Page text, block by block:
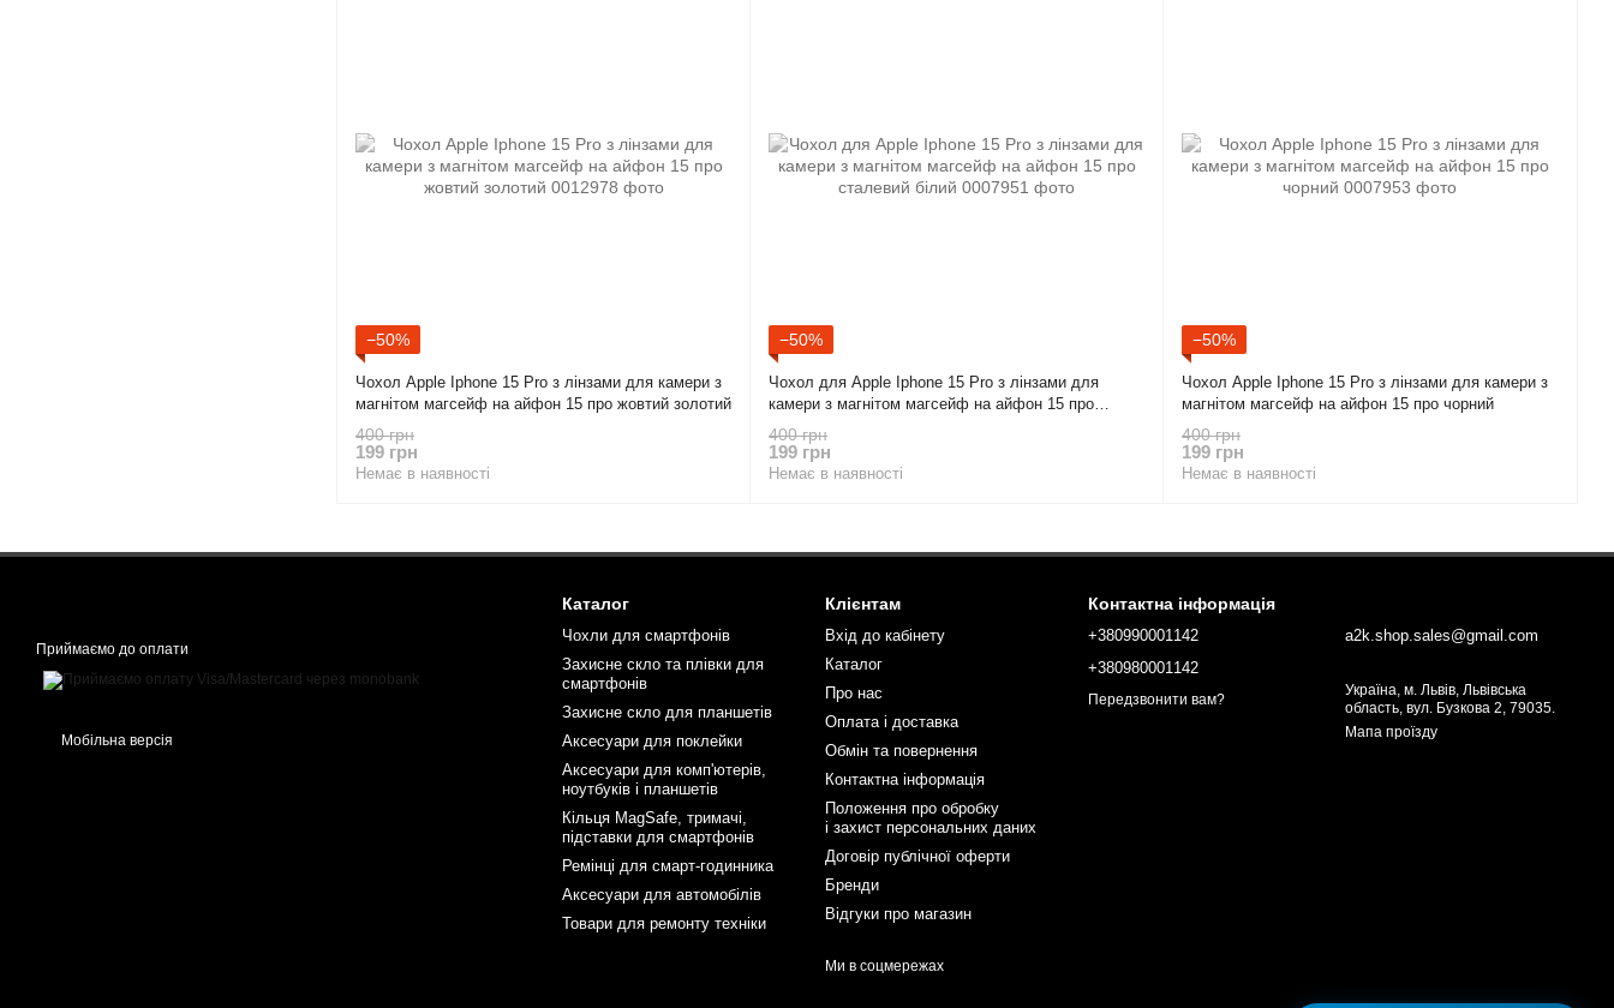
−50%
Чохол Apple Iphone 15 Pro з лінзами для камери з
магнітом магсейф на айфон 15 про жовтий золотий
400 грн
199 грн
Немає в наявності
−50%
Чохол для Apple Iphone 15 Pro з лінзами для
камери з магнітом магсейф на айфон 15 про
сталевий білий
400 грн
199 грн
Немає в наявності
−50%
Чохол Apple Iphone 15 Pro з лінзами для камери з
магнітом магсейф на айфон 15 про чорний
400 грн
199 грн
Немає в наявності
Приймаємо до оплати
Мобільна версія
Каталог
Чохли для смартфонів
Захисне скло та плівки для
смартфонів
Захисне скло для планшетів
Аксесуари для поклейки
Аксесуари для комп'ютерів,
ноутбуків і планшетів
Кільця MagSafe, тримачі,
підставки для смартфонів
Ремінці для смарт-годинника
Аксесуари для автомобілів
Товари для ремонту техніки
Клієнтам
Вхід до кабінету
Каталог
Про нас
Оплата і доставка
Обмін та повернення
Контактна інформація
Положення про обробку
і захист персональних даних
Договір публічної оферти
Бренди
Відгуки про магазин
Ми в соцмережах
Контактна інформація
+380990001142
+380980001142
Передзвонити вам?
a2k.shop.sales@gmail.com
Україна, м. Львів, Львівська
область, вул. Бузкова 2, 79035.
Мапа проїзду